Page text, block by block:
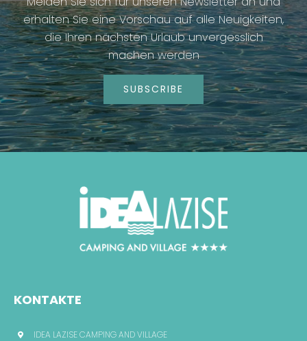
erhalten Sie eine Vorschau auf alle Neuigkeiten,
die Ihren nächsten Urlaub unvergesslich
machen werden
SUBSCRIBE
KONTAKTE
IDEA LAZISE CAMPING AND VILLAGE